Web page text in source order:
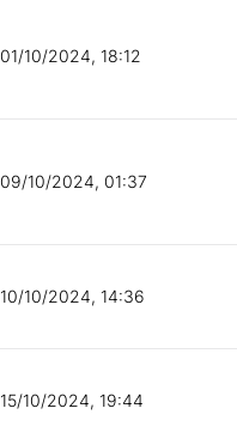
01/10/2024, 18:12
09/10/2024, 01:37
10/10/2024, 14:36
15/10/2024, 19:44